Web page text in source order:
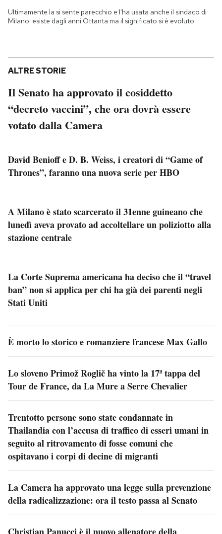
Ultimamente la si sente parecchio e l'ha usata anche il sindaco di
Milano: esiste dagli anni Ottanta ma il significato si è evoluto
ALTRE STORIE
Il Senato ha approvato il cosiddetto
“decreto vaccini”, che ora dovrà essere
votato dalla Camera
David Benioff e D. B. Weiss, i creatori di “Game of
Thrones”, faranno una nuova serie per HBO
A Milano è stato scarcerato il 31enne guineano che
lunedì aveva provato ad accoltellare un poliziotto alla
stazione centrale
La Corte Suprema americana ha deciso che il “travel
ban” non si applica per chi ha già dei parenti negli
Stati Uniti
È morto lo storico e romanziere francese Max Gallo
Lo sloveno Primož Roglič ha vinto la 17ª tappa del
Tour de France, da La Mure a Serre Chevalier
Trentotto persone sono state condannate in
Thailandia con l’accusa di traffico di esseri umani in
seguito al ritrovamento di fosse comuni che
ospitavano i corpi di decine di migranti
La Camera ha approvato una legge sulla prevenzione
della radicalizzazione: ora il testo passa al Senato
Christian Panucci è il nuovo allenatore della